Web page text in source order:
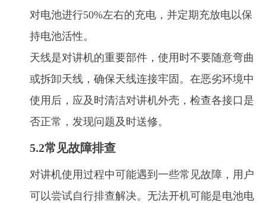
对电池进行50%左右的充电，并定期充放电以保
持电池活性。
天线是对讲机的重要部件，使用时不要随意弯曲
或拆卸天线，确保天线连接牢固。在恶劣环境中
使用后，应及时清洁对讲机外壳，检查各接口是
否正常，发现问题及时送修。
5.2常见故障排查
对讲机使用过程中可能遇到一些常见故障，用户
可以尝试自行排查解决。无法开机可能是电池电